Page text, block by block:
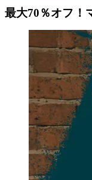
最大70％オフ！